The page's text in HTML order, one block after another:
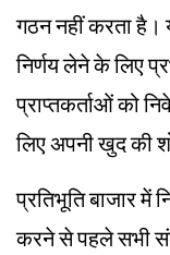
गठन नहीं करता है।
निर्णय लेने के लिए
प्राप्तकर्ताओं को
लिए अपनी खुद की
प्रतिभूति बाजार में
करने से पहले सभी